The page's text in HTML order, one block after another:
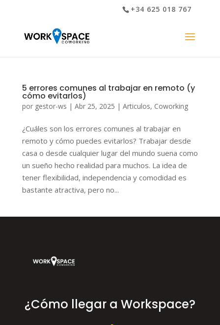
+34 625 018 767
5 errores comunes al trabajar en remoto (y
cómo evitarlos)
por gestor-ws | Abr 25, 2025 | Articulos, Coworking
¿Cuáles son los errores comunes al trabajar en
remoto y cómo puedes evitarlos? Trabajar desde
casa o desde cualquier lugar del mundo suena como
un sueño hecho realidad para muchos. La idea de
tener flexibilidad, independencia y comodidad es
bastante atractiva, pero no...
¿Cómo llegar a Workspace?